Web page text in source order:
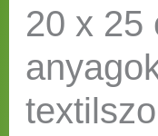
20 x 25